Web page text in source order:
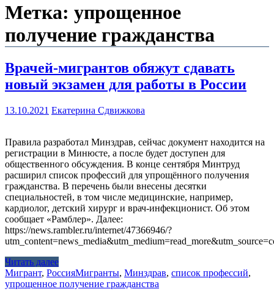
Метка: упрощенное
получение гражданства
Врачей-мигрантов обяжут сдавать
новый экзамен для работы в России
13.10.2021 Екатерина Сдвижкова
Правила разработал Минздрав, сейчас документ находится на
регистрации в Минюсте, а после будет доступен для
общественного обсуждения. В конце сентября Минтруд
расширил список профессий для упрощённого получения
гражданства. В перечень были внесены десятки
специальностей, в том числе медицинские, например,
кардиолог, детский хирург и врач-инфекционист. Об этом
сообщает «Рамблер». Далее:
https://news.rambler.ru/internet/47366946/?
Читать далее
Мигрант, РоссияМигранты, Минздрав, список профессий,
упрощенное получение гражданства